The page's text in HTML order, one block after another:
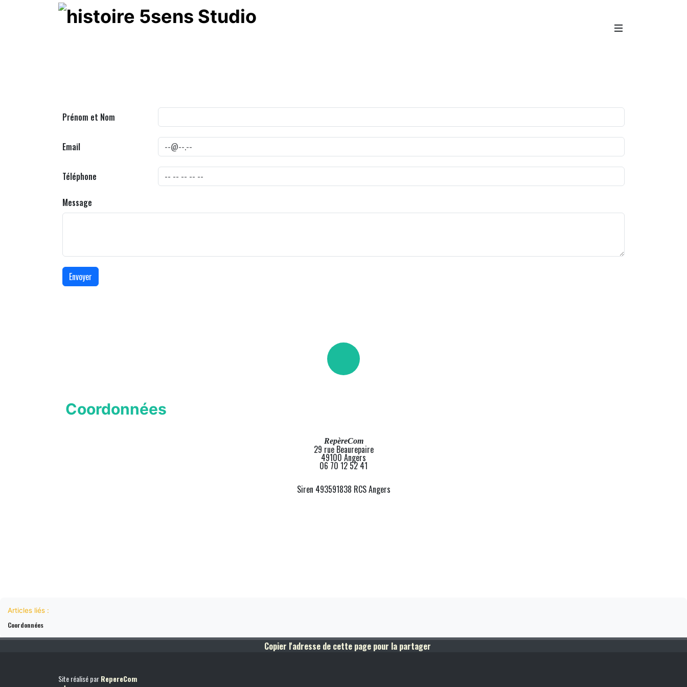
Prénom et Nom
Email
Téléphone
Message
Envoyer
Coordonnées
RepèreCom
29 rue Beaurepaire
49100 Angers
06 70 12 52 41
Siren 493591838 RCS Angers
Articles liés :
Coordonnées
Copier l'adresse de cette page pour la partager
Site réalisé parRepereCom